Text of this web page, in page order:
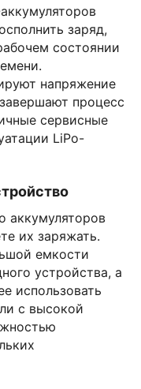
заряд,
состоянии
напряжение
процесс
сервисные
LiPo-
аккумуляторов
их заряжать.
емкости
устройства, а
использовать
с высокой